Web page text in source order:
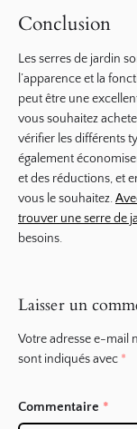
Conclusion
Les serres de jardin
l’apparence et la
peut être une
vous souhaitez
vérifier les différents
également
et des réductions, et
vous le souhaitez.
trouver une serre de
besoins.
Laisser un
Votre adresse e-mail
sont indiqués avec *
Commentaire *